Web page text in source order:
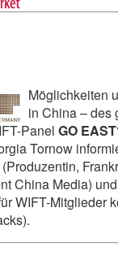
Möglichkeiten
in China – des
Panel GO
Tornow
China Media)
WIFT-Mitglieder